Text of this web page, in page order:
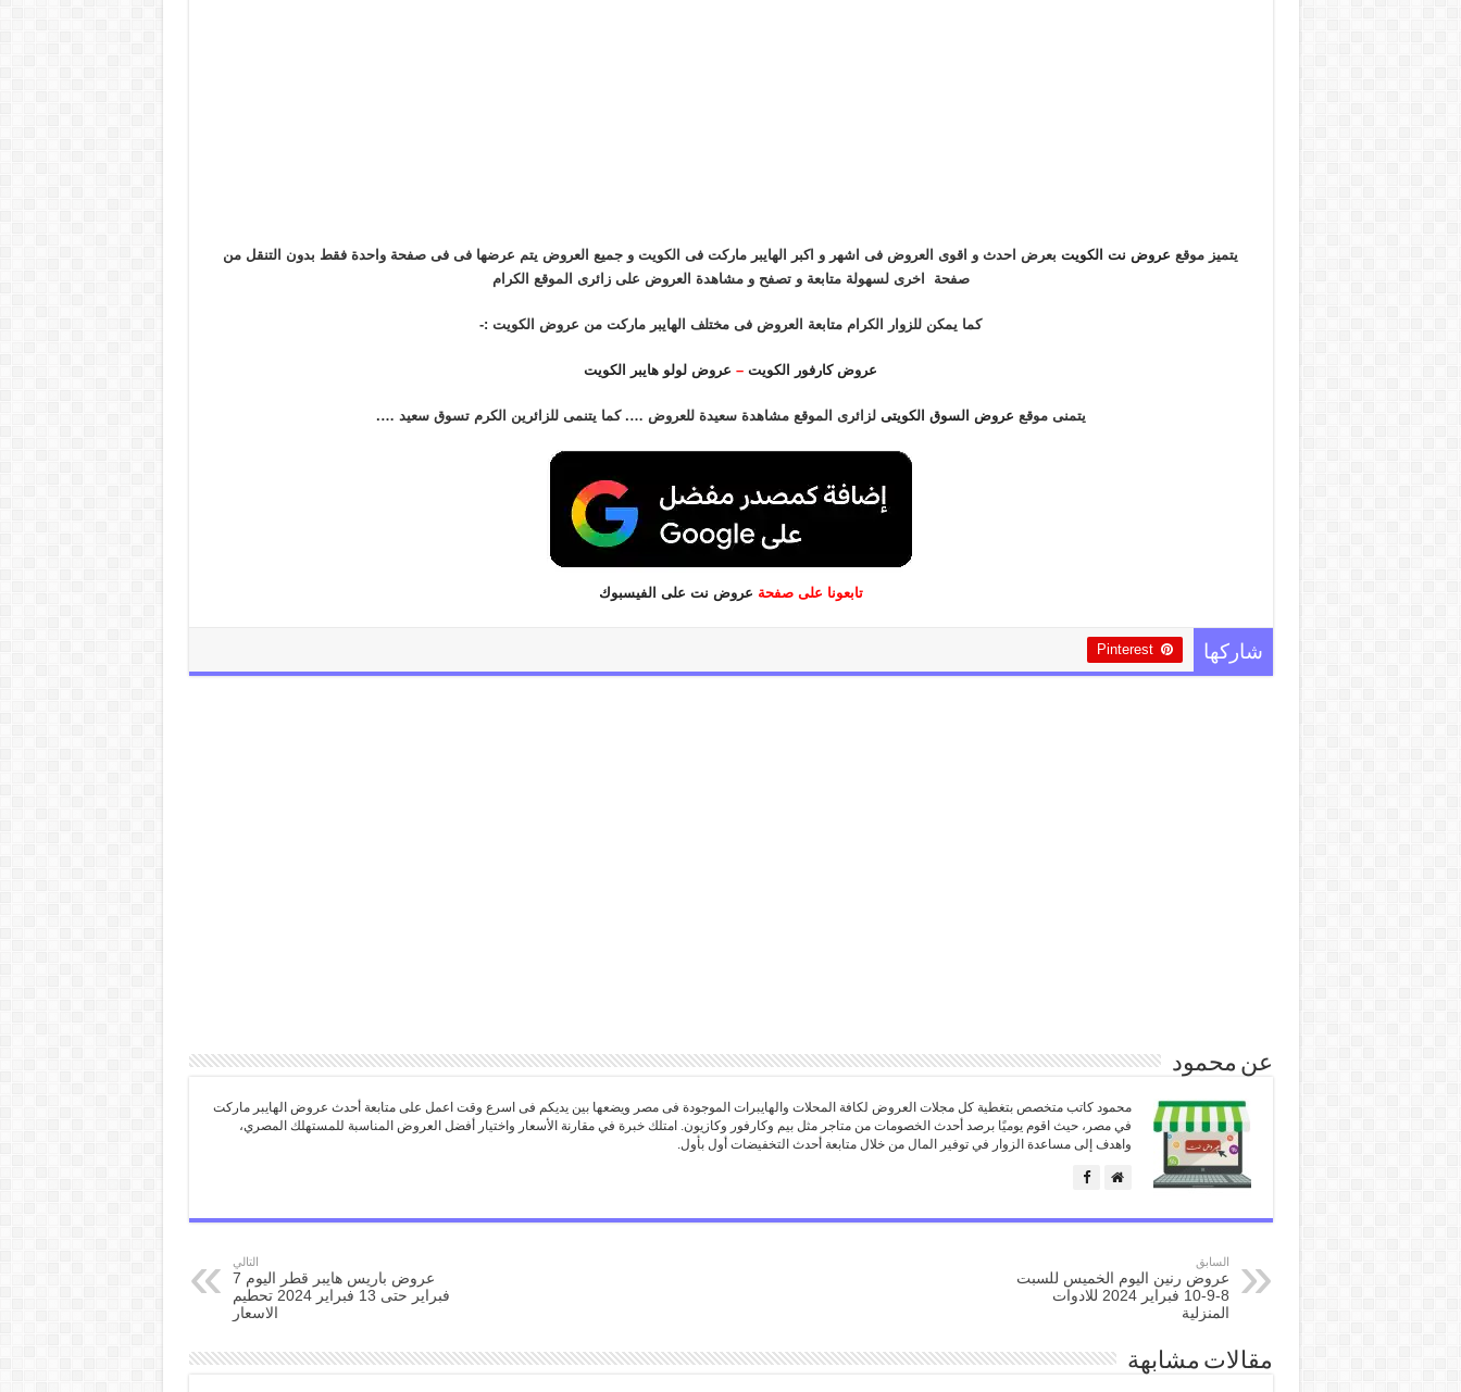
يتميز موقع عروض نت الكويت بعرض احدث و اقوى العروض فى اشهر و اكبر الهايبر ماركت فى الكويت و جميع العروض يتم عرضها فى فى صفحة واحدة فقط بدون التنقل من
صفحة اخرى لسهولة متابعة و تصفح و مشاهدة العروض على زائرى الموقع الكرام
كما يمكن للزوار الكرام متابعة العروض فى مختلف الهايبر ماركت من عروض الكويت :-
عروض كارفور الكويت – عروض لولو هايبر الكويت
يتمنى موقع عروض السوق الكويتى لزائرى الموقع مشاهدة سعيدة للعروض …. كما يتنمى للزائرين الكرم تسوق سعيد ….
تابعونا على صفحة عروض نت على الفيسبوك
شاركها Pinterest
عن محمود
محمود كاتب متخصص بتغطية كل مجلات العروض لكافة المحلات والهايبرات الموجودة فى مصر ويضعها بين يديكم فى اسرع وقت اعمل على متابعة أحدث عروض الهايبر ماركت
في مصر، حيث اقوم يوميًا برصد أحدث الخصومات من متاجر مثل بيم وكارفور وكازيون. امتلك خبرة في مقارنة الأسعار واختيار أفضل العروض المناسبة للمستهلك المصري،
واهدف إلى مساعدة الزوار في توفير المال من خلال متابعة أحدث التخفيضات أول بأول.
السابق
عروض رنين اليوم الخميس للسبت
8-9-10 فبراير 2024 للادوات
المنزلية
التالي
عروض باريس هايبر قطر اليوم 7
فبراير حتى 13 فبراير 2024 تحطيم
الاسعار
مقالات مشابهة